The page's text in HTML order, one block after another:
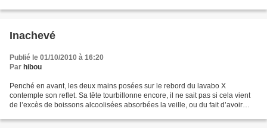
Inachevé
Publié le 01/10/2010 à 16:20
Par hibou
Penché en avant, les deux mains posées sur le rebord du lavabo X
contemple son reflet. Sa tête tourbillonne encore, il ne sait pas si cela vient
de l’excès de boissons alcoolisées absorbées la veille, ou du fait d’avoir